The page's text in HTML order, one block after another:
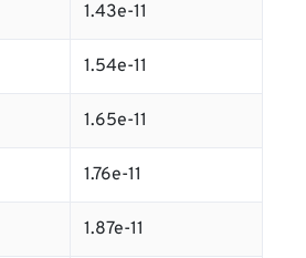
1.43e-11
1.54e-11
1.65e-11
1.76e-11
1.87e-11